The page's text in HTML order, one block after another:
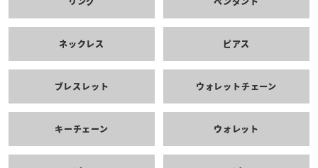
ネックレス ピアス
ブレスレット ウォレットチェーン
キーチェーン ウォレット